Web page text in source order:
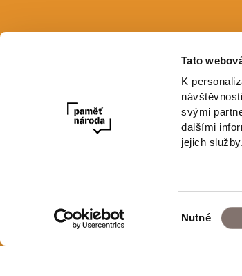
Tato
K
svými
dalšími
jejich služby.
souhlasu
Nutné
Newsletter
E-mail